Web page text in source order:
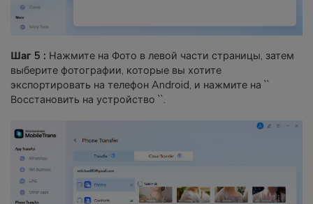
Шаг 5 : Нажмите на Фото в левой части страницы, затем
выберите фотографии, которые вы хотите
экспортировать на телефон Android, и нажмите на ``
Восстановить на устройство ``.